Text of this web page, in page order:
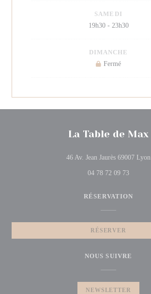
SAMEDI
19h30 - 23h30
DIMANCHE
Fermé
La Table de Max
46 Av. Jean Jaurès 69007 Lyon
04 78 72 09 73
RÉSERVATION
RÉSERVER
NOUS SUIVRE
NEWSLETTER